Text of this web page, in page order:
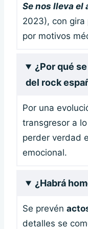
Se nos lleva el
2023), con
por motivos
¿Por qué
del rock
Por una
transgresor a lo
perder verdad
emocional.
¿Habrá
Se prevén
detalles se